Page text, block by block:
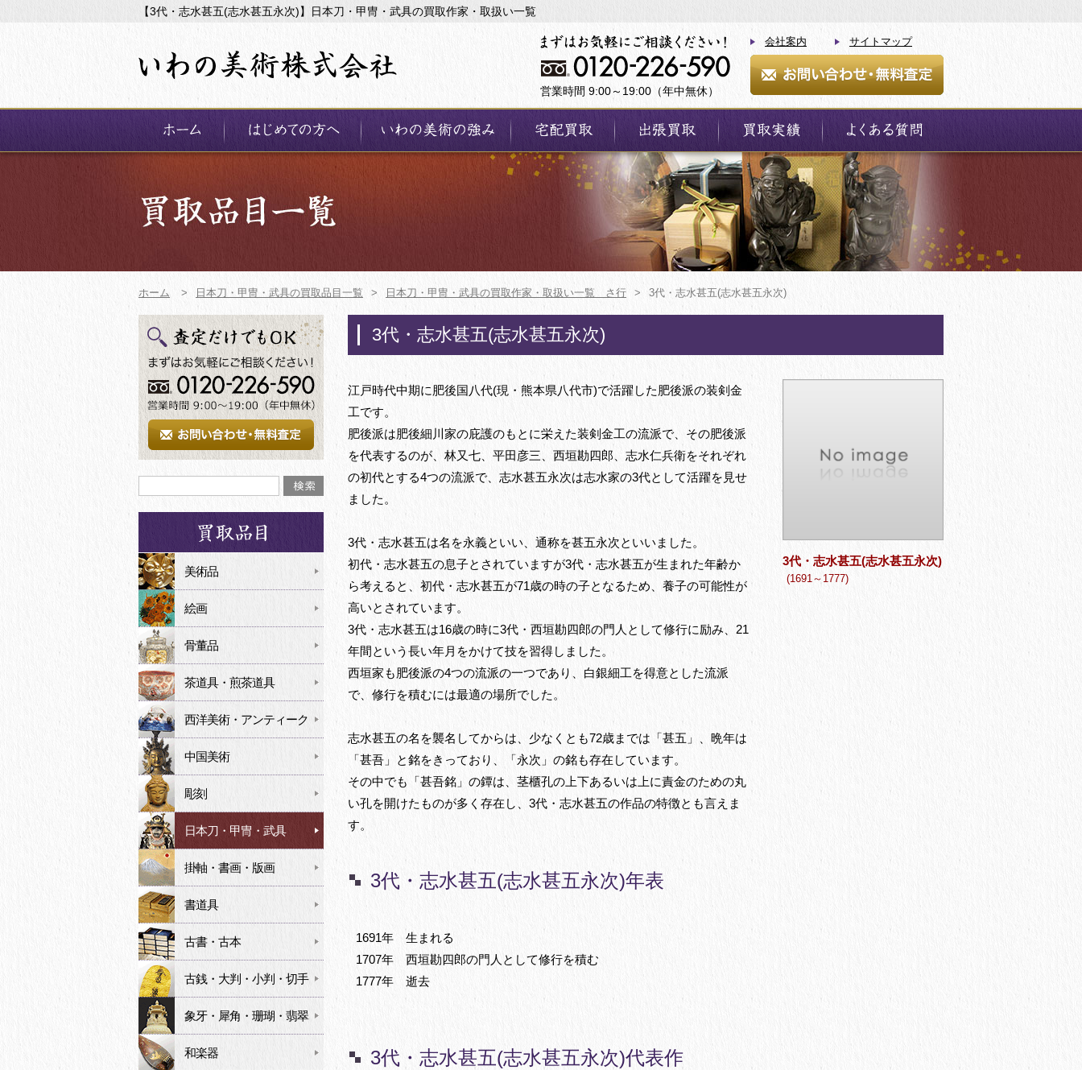
【3代・志水甚五(志水甚五永次)】日本刀・甲冑・武具の買取作家・取扱い一覧
営業時間 9:00～19:00（年中無休）
会社案内 サイトマップ
ホーム > 日本刀・甲冑・武具の買取品目一覧 > 日本刀・甲冑・武具の買取作家・取扱い一覧 さ行 > 3代・志水甚五(志水甚五永次)
3代・志水甚五(志水甚五永次)
3代・志水甚五(志水甚五永次)
(1691～1777)
江戸時代中期に肥後国八代(現・熊本県八代市)で活躍した肥後派の装剣金
工です。
肥後派は肥後細川家の庇護のもとに栄えた装剣金工の流派で、その肥後派
を代表するのが、林又七、平田彦三、西垣勘四郎、志水仁兵衛をそれぞれ
の初代とする4つの流派で、志水甚五永次は志水家の3代として活躍を見せ
ました。
3代・志水甚五は名を永義といい、通称を甚五永次といいました。
初代・志水甚五の息子とされていますが3代・志水甚五が生まれた年齢か
ら考えると、初代・志水甚五が71歳の時の子となるため、養子の可能性が
高いとされています。
3代・志水甚五は16歳の時に3代・西垣勘四郎の門人として修行に励み、21
年間という長い年月をかけて技を習得しました。
西垣家も肥後派の4つの流派の一つであり、白銀細工を得意とした流派
で、修行を積むには最適の場所でした。
志水甚五の名を襲名してからは、少なくとも72歳までは「甚五」、晩年は
「甚吾」と銘をきっており、「永次」の銘も存在しています。
その中でも「甚吾銘」の鐔は、茎櫃孔の上下あるいは上に責金のための丸
い孔を開けたものが多く存在し、3代・志水甚五の作品の特徴とも言えま
す。
3代・志水甚五(志水甚五永次)年表
1691年 生まれる
1707年 西垣勘四郎の門人として修行を積む
1777年 逝去
3代・志水甚五(志水甚五永次)代表作
美術品
絵画
骨董品
茶道具・煎茶道具
西洋美術・アンティーク
中国美術
彫刻
日本刀・甲冑・武具
掛軸・書画・版画
書道具
古書・古本
古銭・大判・小判・切手
象牙・犀角・珊瑚・翡翠
和楽器